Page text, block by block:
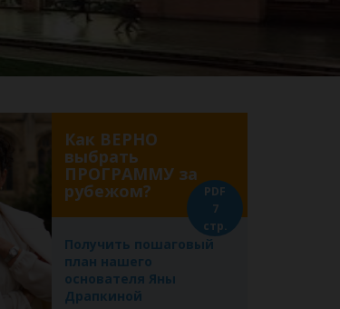
Как ВЕРНО
выбрать
ПРОГРАММУ за
рубежом?
Получить пошаговый
план нашего
основателя Яны
Драпкиной
PDF
7
стр.